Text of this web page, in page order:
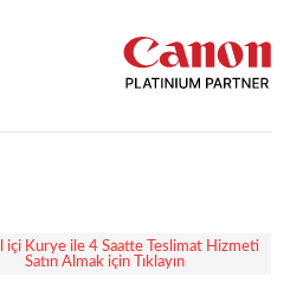
içi Kurye ile 4 Saatte Teslimat Hizmeti
Satın Almak için Tıklayın